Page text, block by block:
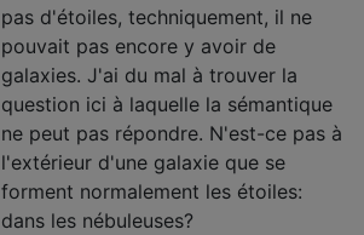
pas d'étoiles, techniquement, il ne
pouvait pas encore y avoir de
galaxies. J'ai du mal à trouver la
question ici à laquelle la sémantique
ne peut pas répondre. N'est-ce pas à
l'extérieur d'une galaxie que se
forment normalement les étoiles:
dans les nébuleuses?